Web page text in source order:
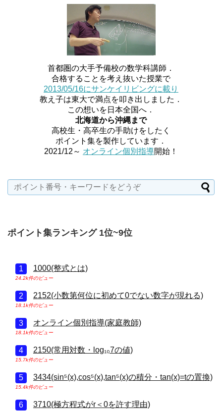
首都圏の大手予備校の数学科講師．
合格することを考え抜いた授業で
2013/05/16にサンケイリビングに載り
教え子は東大で満点を叩き出しました．
この想いを日本全国へ．
北海道から沖縄まで
高校生・高卒生の手助けをしたく
ポイント集を製作しています．
2021/12～ オンライン個別指導開始！
ポイント集ランキング 1位~9位
1000(整式とは)
24.2k件のビュー
2152(小数第何位に初めて0でない数字が現れる)
18.1k件のビュー
オンライン個別指導(家庭教師)
18.1k件のビュー
2150(常用対数・log₁₀7の値)
15.7k件のビュー
3434(sin⁵(x),cos⁵(x),tan⁵(x)の積分・tan(x)=tの置換)
15.4k件のビュー
3710(極方程式がr＜0を許す理由)